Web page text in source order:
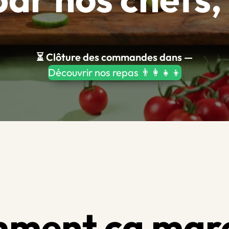
⏳ Clôture des commandes dans—
Découvrir nos repas 👨‍👩‍👧‍👦